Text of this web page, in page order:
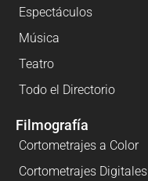
Espectáculos
Música
Teatro
Todo el Directorio
Filmografía
Cortometrajes a Color
Cortometrajes Digitales